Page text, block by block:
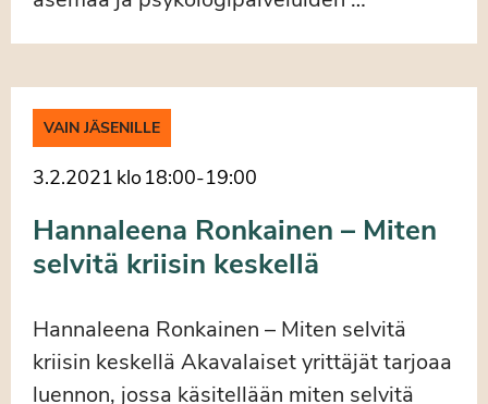
VAIN JÄSENILLE
3.2.2021 klo18:00-19:00
Hannaleena Ronkainen – Miten
selvitä kriisin keskellä
Hannaleena Ronkainen – Miten selvitä
kriisin keskellä Akavalaiset yrittäjät tarjoaa
luennon, jossa käsitellään miten selvitä